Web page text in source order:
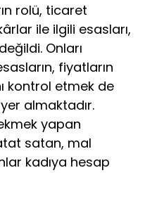
rolü, ticaret
ile ilgili esasları,
Onları
fiyatların
kontrol etmek de
almaktadır.
yapan
satan, mal
kadıya hesap